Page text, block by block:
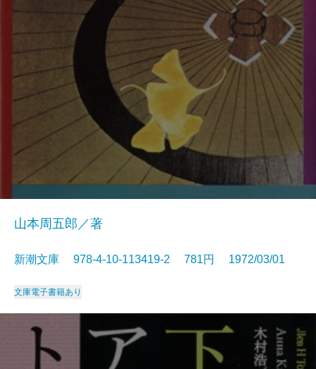
山本周五郎／著
新潮文庫 978-4-10-113419-2 781円 1972/03/01
文庫電子書籍あり